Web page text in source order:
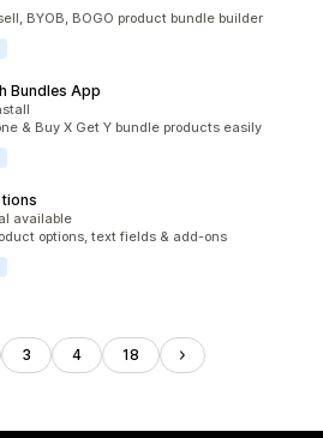
BYOB, BOGO product bundle builder
Bundles App
& Buy X Get Y bundle products easily
available
options, text fields & add-ons
3 4 18